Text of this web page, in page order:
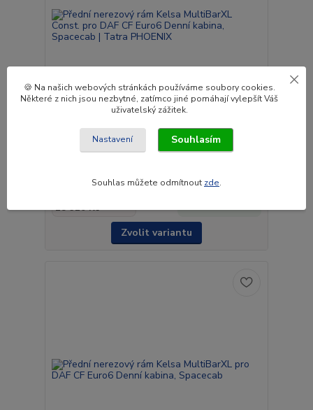
Přední nerezový rám Kelsa MultiBarXL Const. pro
DAF CF Euro6 Denní kabina, Spacecab | Tatra
22 893 Kč
18 920 Kč
Zvolit variantu
🍪 Na našich webových stránkách používáme soubory cookies.
Některé z nich jsou nezbytné, zatímco jiné pomáhají vylepšít Váš
uživatelský zážitek.
Nastavení Souhlasím
Souhlas můžete odmítnout zde.